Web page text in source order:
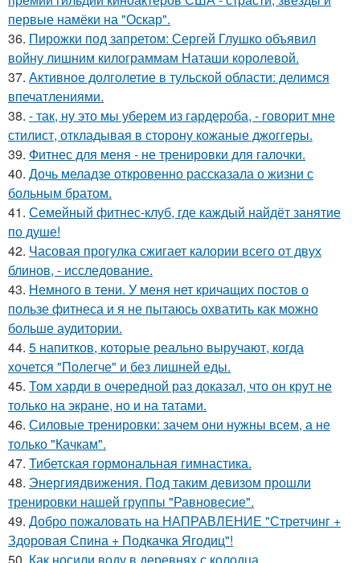
первые намёки на "Оскар".
36. Пирожки под запретом: Сергей Глушко объявил
войну лишним килограммам Наташи королевой.
37. Активное долголетие в тульской области: делимся
впечатлениями.
38. - так, ну это мы уберем из гардероба, - говорит мне
стилист, откладывая в сторону кожаные джоггеры.
39. Фитнес для меня - не тренировки для галочки.
40. Дочь меладзе откровенно рассказала о жизни с
больным братом.
41. Семейный фитнес-клуб, где каждый найдёт занятие
по душе!
42. Часовая прогулка сжигает калории всего от двух
блинов, - исследование.
43. Немного в тени. У меня нет кричащих постов о
пользе фитнеса и я не пытаюсь охватить как можно
больше аудитории.
44. 5 напитков, которые реально выручают, когда
хочется "Полегче" и без лишней еды.
45. Том харди в очередной раз доказал, что он крут не
только на экране, но и на татами.
46. Силовые тренировки: зачем они нужны всем, а не
только "Качкам".
47. Тибетская гормональная гимнастика.
48. Энергиядвижения. Под таким девизом прошли
тренировки нашей группы "Равновесие".
49. Добро пожаловать на НАПРАВЛЕНИЕ "Стретчинг +
Здоровая Спина + Подкачка Ягодиц"!